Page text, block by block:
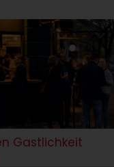
Gastlichkeit